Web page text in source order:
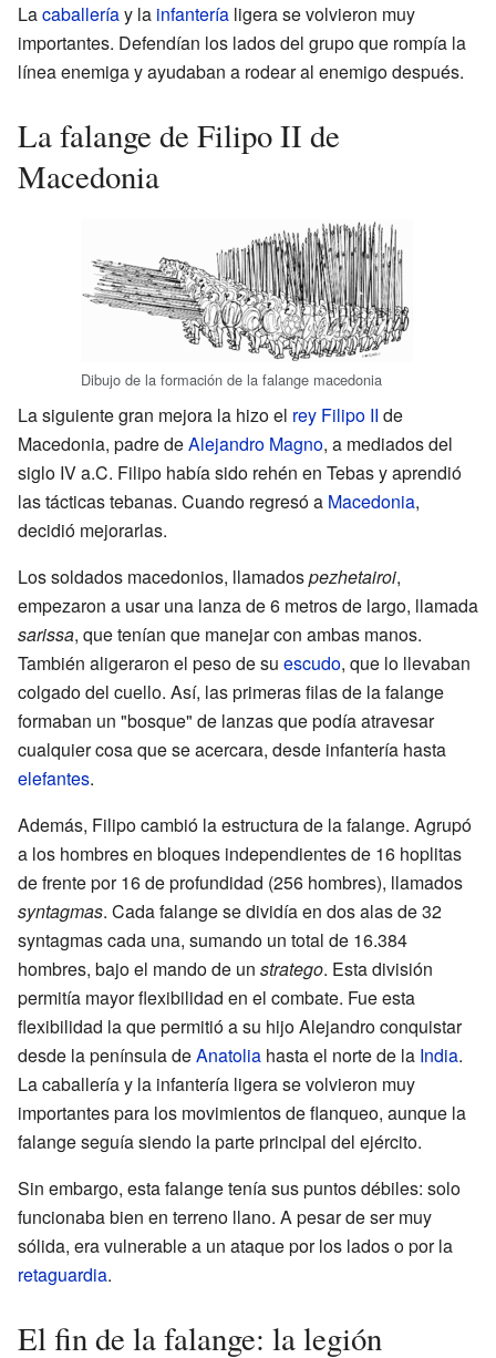
Lacaballeríay la infantería ligera se volvieron muy
importantes. Defendían los lados del grupo que rompía la
línea enemiga y ayudaban a rodear al enemigo después.
La falange de Filipo II de
Macedonia
Dibujo de la formación de la falange macedonia
La siguiente gran mejora la hizo el rey Filipo II de
Macedonia, padre deAlejandro Magno, a mediados del
siglo IV a.C. Filipo había sido rehén en Tebas y aprendió
las tácticas tebanas. Cuando regresó a Macedonia,
decidió mejorarlas.
Los soldados macedonios, llamadospezhetairoi,
empezaron a usar una lanza de 6 metros de largo, llamada
sarissa, que tenían que manejar con ambas manos.
También aligeraron el peso de su escudo, que lo llevaban
colgado del cuello. Así, las primeras filas de la falange
formaban un "bosque" de lanzas que podía atravesar
cualquier cosa que se acercara, desde infantería hasta
elefantes.
Además, Filipo cambió la estructura de la falange. Agrupó
a los hombres en bloques independientes de 16 hoplitas
de frente por 16 de profundidad (256 hombres), llamados
syntagmas. Cada falange se dividía en dos alas de 32
syntagmas cada una, sumando un total de 16.384
hombres, bajo el mando de un stratego. Esta división
permitía mayor flexibilidad en el combate. Fue esta
flexibilidad la que permitió a su hijo Alejandro conquistar
desde la península deAnatolia hasta el norte de la India.
La caballería y la infantería ligera se volvieron muy
importantes para los movimientos de flanqueo, aunque la
falange seguía siendo la parte principal del ejército.
Sin embargo, esta falange tenía sus puntos débiles: solo
funcionaba bien en terreno llano. A pesar de ser muy
sólida, era vulnerable a un ataque por los lados o por la
retaguardia.
El fin de la falange: la legión